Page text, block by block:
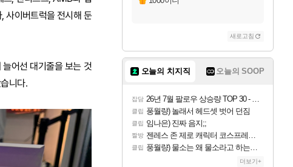
사이버트럭을 전시해 둔
어선 대기줄을 보는 것
니다.
새로고침
오늘의 치지직 오늘의 SOOP
잡담 26년 7월 팔로우 상승량 TOP 30 - 월간 치지직
클립 풍월량) 놀래서 헤드셋 벗어 던짐
클립 임나은) 진짜 음지;;
짤방 젠레스 존 제로 캐릭터 코스프레한 꽁주
클립 풍월량) 물소는 왜 물소라고 하는거야? 아! 그만 ㅋㅋ 알았어 ㅋㅋ
더보기+